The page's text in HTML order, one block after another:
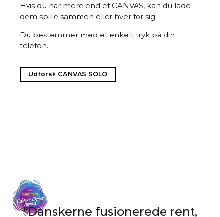
Hvis du har mere end et CANVAS, kan du lade
dem spille sammen eller hver for sig.
Du bestemmer med et enkelt tryk på din
telefon.
Udforsk CANVAS SOLO
"Danskerne fusionerede rent,